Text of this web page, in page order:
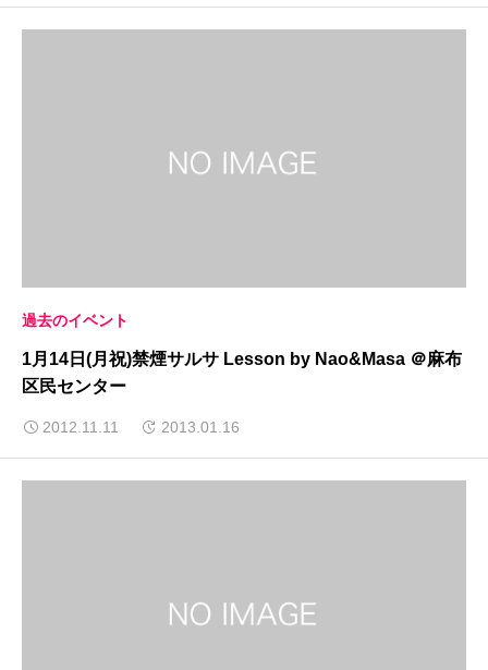
過去のイベント
1月14日(月祝)禁煙サルサ Lesson by Nao&Masa ＠麻布
区民センター
2012.11.11 2013.01.16